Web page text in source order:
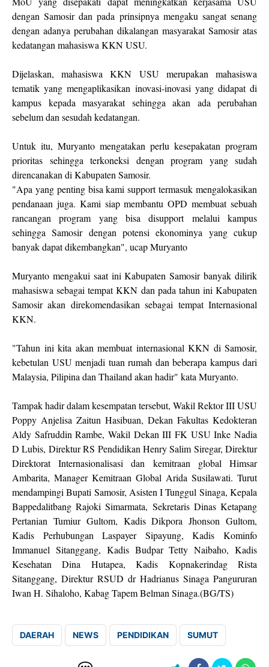
dengan Samosir dan pada prinsipnya mengaku sangat senang
dengan adanya perubahan dikalangan masyarakat Samosir atas
kedatangan mahasiswa KKN USU.
Dijelaskan, mahasiswa KKN USU merupakan mahasiswa
tematik yang mengaplikasikan inovasi-inovasi yang didapat di
kampus kepada masyarakat sehingga akan ada perubahan
sebelum dan sesudah kedatangan.
Untuk itu, Muryanto mengatakan perlu kesepakatan program
prioritas sehingga terkoneksi dengan program yang sudah
direncanakan di Kabupaten Samosir.
"Apa yang penting bisa kami support termasuk mengalokasikan
pendanaan juga. Kami siap membantu OPD membuat sebuah
rancangan program yang bisa disupport melalui kampus
sehingga Samosir dengan potensi ekonominya yang cukup
banyak dapat dikembangkan", ucap Muryanto
Muryanto mengakui saat ini Kabupaten Samosir banyak dilirik
mahasiswa sebagai tempat KKN dan pada tahun ini Kabupaten
Samosir akan direkomendasikan sebagai tempat Internasional
KKN.
"Tahun ini kita akan membuat internasional KKN di Samosir,
kebetulan USU menjadi tuan rumah dan beberapa kampus dari
Malaysia, Pilipina dan Thailand akan hadir" kata Muryanto.
Tampak hadir dalam kesempatan tersebut, Wakil Rektor III USU
Poppy Anjelisa Zaitun Hasibuan, Dekan Fakultas Kedokteran
Aldy Safruddin Rambe, Wakil Dekan III FK USU Inke Nadia
D Lubis, Direktur RS Pendidikan Henry Salim Siregar, Direktur
Direktorat Internasionalisasi dan kemitraan global Himsar
Ambarita, Manager Kemitraan Global Arida Susilawati. Turut
mendampingi Bupati Samosir, Asisten I Tunggul Sinaga, Kepala
Bappedalitbang Rajoki Simarmata, Sekretaris Dinas Ketapang
Pertanian Tumiur Gultom, Kadis Dikpora Jhonson Gultom,
Kadis Perhubungan Laspayer Sipayung, Kadis Kominfo
Immanuel Sitanggang, Kadis Budpar Tetty Naibaho, Kadis
Kesehatan Dina Hutapea, Kadis Kopnakerindag Rista
Sitanggang, Direktur RSUD dr Hadrianus Sinaga Pangururan
Iwan H. Sihaloho, Kabag Tapem Belman Sinaga.(BG/TS)
DAERAH NEWS PENDIDIKAN SUMUT